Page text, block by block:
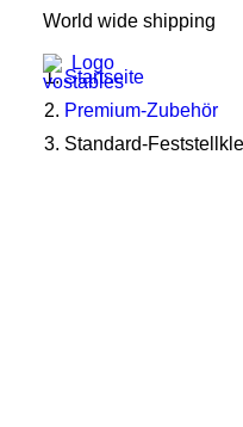
World wide shipping
Startseite
Premium-Zubehör
Standard-